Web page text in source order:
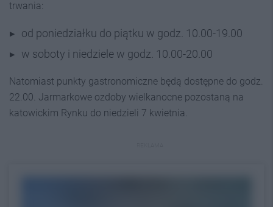
trwania:
od poniedziałku do piątku w godz. 10.00-19.00
w soboty i niedziele w godz. 10.00-20.00
Natomiast punkty gastronomiczne będą dostępne do godz.
22.00. Jarmarkowe ozdoby wielkanocne pozostaną na
katowickim Rynku do niedzieli 7 kwietnia.